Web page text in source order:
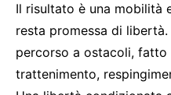
Il risultato è una mobilità
resta promessa di
percorso a ostacoli,
trattenimento,